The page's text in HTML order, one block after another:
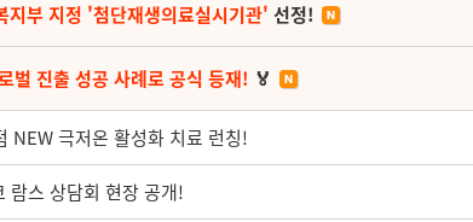
지부 지정 '첨단재생의료실시기관' 선정!
벌 진출 성공 사례로 공식 등재! 🏅
NEW 극저온 활성화 치료 런칭!
람스 상담회 현장 공개!